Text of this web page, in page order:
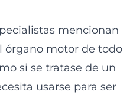
mencionan
órgano motor de todo
si se tratase de un
usarse para ser